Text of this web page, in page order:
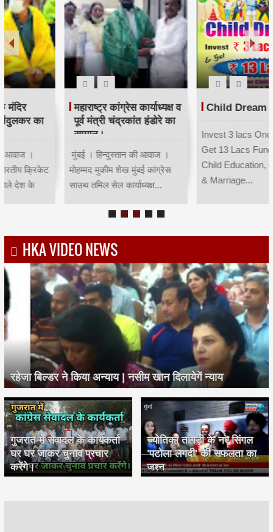
महाराष्ट्र कांग्रेस कार्याध्यक्ष व
पूर्व मंत्री चंद्रकांत हंडोरे का
मुंबई । हिन्दुस्तान की आवाज ।
मोहम्मद मुकीम शेख मुंबई कांग्रेस
साउथ तमिल सेल कार्याध्यक्ष...
Child Dream
Invest 3 lacs One Time &
Get 13 Lacs Fund for your
Child Education, Gradution
& Marriage...
HKA VIDEO NEWS
रहेजा बिल्डर ने किया अन्याय | नसीम खान दिलायेगें न्याय
गुजरात में सेवादल के कार्यकर्ता
घर घर जाकर चुनाव प्रचार
करेंगे।
ज्योतिका तांगड़ी के नए सिंगल
'पटोला लगदी' की सफलता का
जश्न